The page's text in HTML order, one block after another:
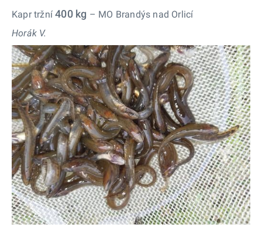
Kapr tržní400 kg – MO Brandýs nad Orlicí
Horák V.